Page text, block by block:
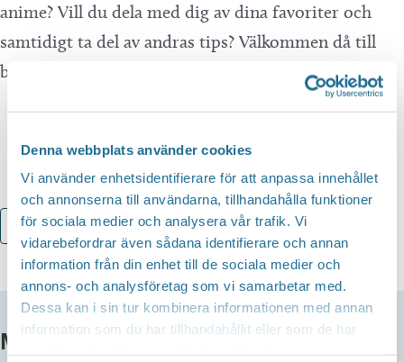
Denna webbplats använder cookies
Vi använder enhetsidentifierare för att anpassa innehållet
och annonserna till användarna, tillhandahålla funktioner
för sociala medier och analysera vår trafik. Vi
vidarebefordrar även sådana identifierare och annan
information från din enhet till de sociala medier och
annons- och analysföretag som vi samarbetar med.
Dessa kan i sin tur kombinera informationen med annan
information som du har tillhandahållit eller som de har
anime? Vill du dela med dig av dina favoriter och
samtidigt ta del av andras tips? Välkommen då till
bibblans mangaklubb. Ingen anmälan.
Lägg till i kalender
MER INFO